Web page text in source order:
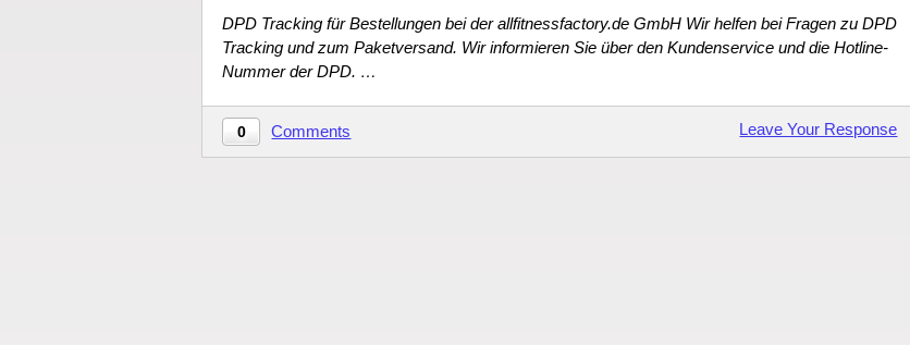
DPD Tracking für Bestellungen bei der allfitnessfactory.de GmbH Wir helfen bei Fragen zu DPD
Tracking und zum Paketversand. Wir informieren Sie über den Kundenservice und die Hotline-
Nummer der DPD. …
0 Comments Leave Your Response